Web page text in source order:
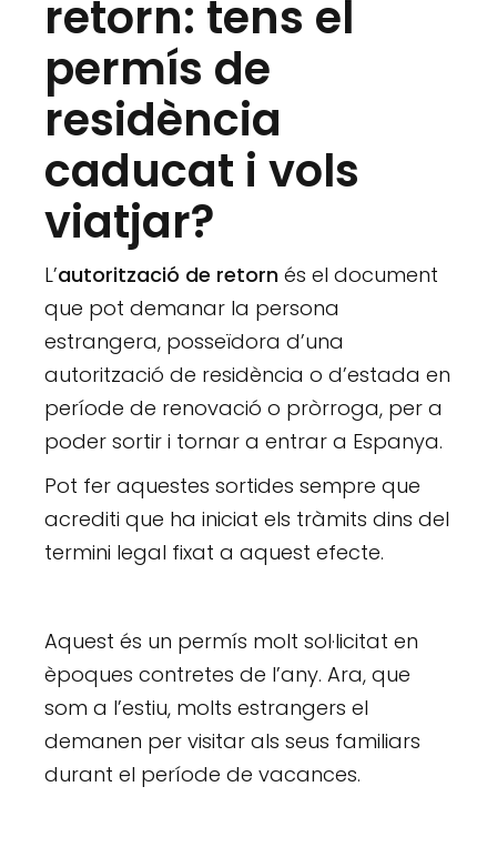
retorn: tens el
permís de
residència
caducat i vols
viatjar?
L’autorització de retornés el document
que pot demanar la persona
estrangera, posseïdora d’una
autorització de residència o d’estada en
període de renovació o pròrroga, per a
poder sortir i tornar a entrar a Espanya.
Pot fer aquestes sortides sempre que
acrediti que ha iniciat els tràmits dins del
termini legal fixat a aquest efecte.
Aquest és un permís molt sol·licitat en
èpoques contretes de l’any. Ara, que
som a l’estiu, molts estrangers el
demanen per visitar als seus familiars
durant el període de vacances.